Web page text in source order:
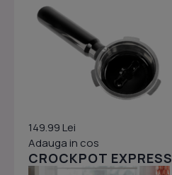
149.99 Lei
Adauga in cos
CROCKPOT EXPRESS